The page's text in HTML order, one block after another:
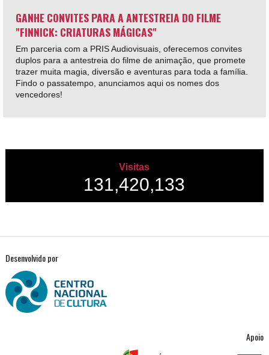
GANHE CONVITES PARA A ANTESTREIA DO FILME
"FINNICK: CRIATURAS MÁGICAS"
Em parceria com a PRIS Audiovisuais, oferecemos convites
duplos para a antestreia do filme de animação, que promete
trazer muita magia, diversão e aventuras para toda a família.
Findo o passatempo, anunciamos aqui os nomes dos
vencedores!
Visitas
131,420,133
Desenvolvido por
Apoio